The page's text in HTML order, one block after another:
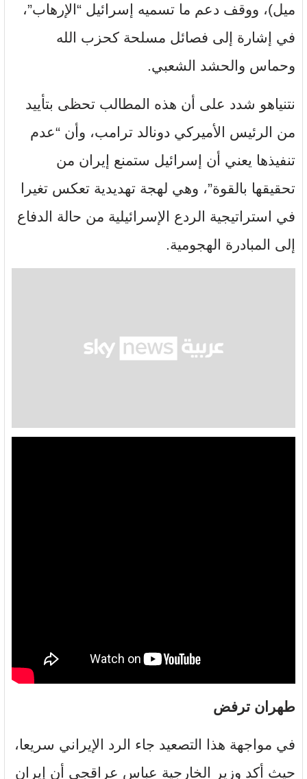
ميل)، ووقف دعم ما تسميه إسرائيل “الإرهاب”،
في إشارة إلى فصائل مسلحة كحزب الله
وحماس والحشد الشعبي.
نتنياهو شدد على أن هذه المطالب تحظى بتأييد
من الرئيس الأميركي دونالد ترامب، وأن “عدم
تنفيذها يعني أن إسرائيل ستمنع إيران من
تحقيقها بالقوة”، وهي لهجة تهديدية تعكس تغيرا
في استراتيجية الردع الإسرائيلية من حالة الدفاع
إلى المبادرة الهجومية.
طهران ترفض
في مواجهة هذا التصعيد جاء الرد الإيراني سريعا،
حيث أكد وزير الخارجية عباس عراقجي أن إيران